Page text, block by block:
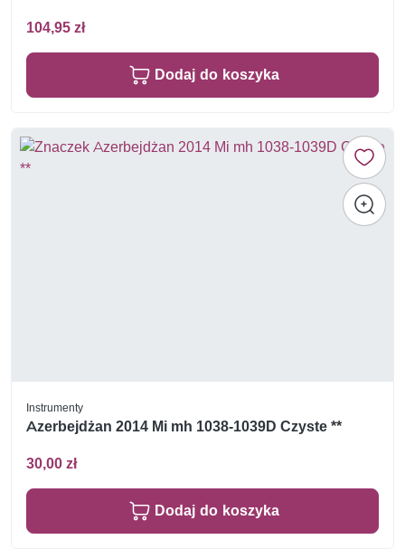
104,95 zł
Dodaj do koszyka
Instrumenty
Azerbejdżan 2014 Mi mh 1038-1039D Czyste **
30,00 zł
Dodaj do koszyka